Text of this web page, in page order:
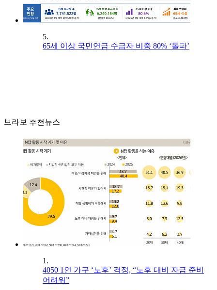
5.
65세 이상 국민연금 수급자 비중 80% ‘돌파’
브라보 추천뉴스
1.
4050 1인 가구 ‘노후’ 걱정, “노후 대비 자금 준비
어려워”